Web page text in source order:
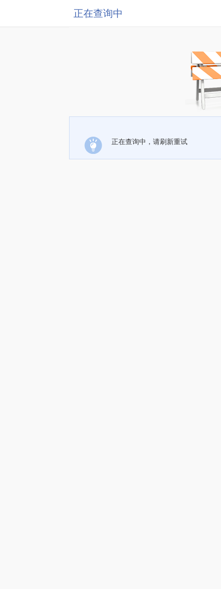
正在查询中
正在查询中，请刷新重试